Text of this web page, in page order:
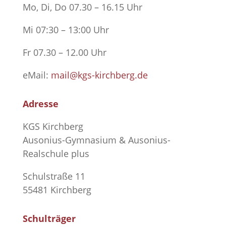
Mo, Di, Do 07.30 – 16.15 Uhr
Mi 07:30 – 13:00 Uhr
Fr 07.30 – 12.00 Uhr
eMail: mail@kgs-kirchberg.de
Adresse
KGS Kirchberg
Ausonius-Gymnasium & Ausonius-
Realschule plus
Schulstraße 11
55481 Kirchberg
Schulträger